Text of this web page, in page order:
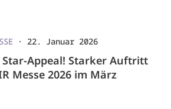
· 22. Januar 2026
Appeal! Starker Auftritt
Messe 2026 im März